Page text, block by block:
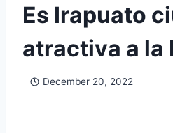
Es Irapuato
atractiva a la
December 20, 2022